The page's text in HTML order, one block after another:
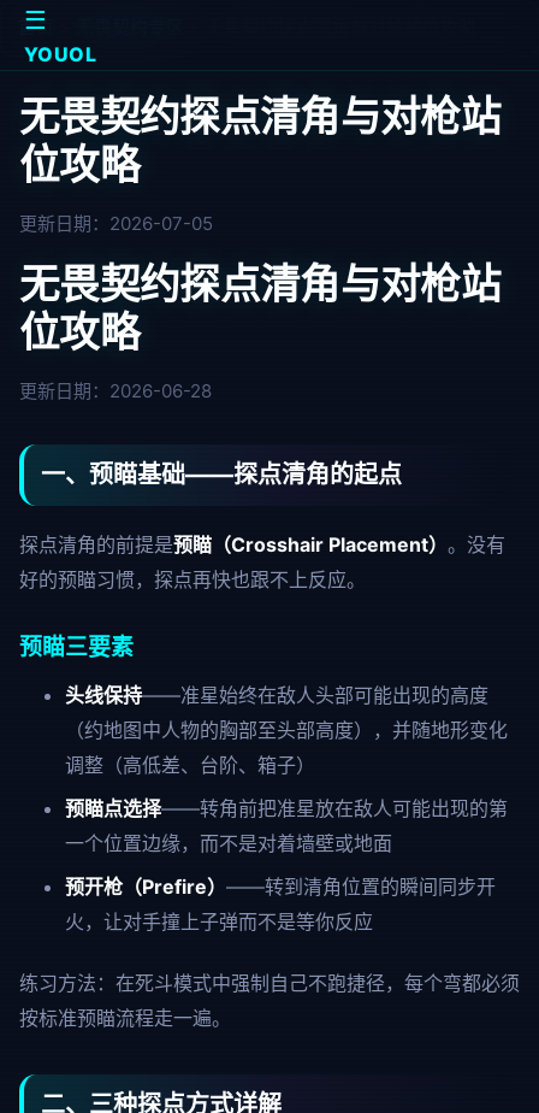
☰
YOUOL
首页
无畏契约探点清角与对枪站
位攻略
更新日期：2026-07-05
无畏契约探点清角与对枪站
位攻略
更新日期：2026-06-28
一、预瞄基础——探点清角的起点
探点清角的前提是预瞄（Crosshair Placement） 。没有
好的预瞄习惯，探点再快也跟不上反应。
预瞄三要素
头线保持——准星始终在敌人头部可能出现的高度
（约地图中人物的胸部至头部高度），并随地形变化
调整（高低差、台阶、箱子）
预瞄点选择——转角前把准星放在敌人可能出现的第
一个位置边缘，而不是对着墙壁或地面
预开枪（Prefire） ——转到清角位置的瞬间同步开
火，让对手撞上子弹而不是等你反应
练习方法：在死斗模式中强制自己不跑捷径，每个弯都必须
按标准预瞄流程走一遍。
二、三种探点方式详解